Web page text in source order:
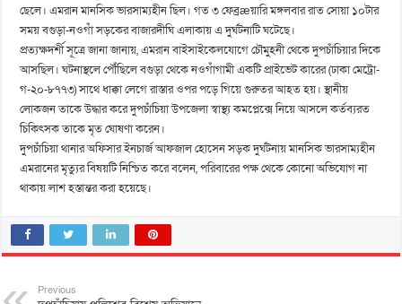
ছেলে। এমরান মানসিক ভারসাম্যহীন ছিল। গত ৩ ফেব্রæয়ারি মঙ্গলবার রাত সোয়া ১০টার
সময় বগুড়া-নওগাঁ সড়কের বাজারদীঘি এলাকায় এ দুর্ঘটনাটি ঘটেছে।
প্রত্যক্ষদর্শী সূত্রে জানা জানায়, এমরান বাইসাইকেলযোগে চৌমুহনী থেকে দুপচাঁচিয়ার দিকে
আসছিল। ঘটনাস্থলে পৌঁছিলে বগুড়া থেকে নওগাঁগামী একটি প্রাইভেট কারের (ঢাকা মেট্রো-
গ-২০-৮৭৭৩) সাথে ধাক্কা লেগে রাস্তার ওপর পড়ে গিয়ে গুরুতর আহত হয়। স্থানীয়
লোকজন তাকে উদ্ধার করে দুপচাঁচিয়া উপজেলা স্বাস্থ্য কমপ্লেক্সে নিয়ে আসলে কর্তব্যরত
চিকিৎসক তাকে মৃত ঘোষণা করেন।
দুপচাঁচিয়া থানার অফিসার ইনচার্জ আফজাল হোসেন সড়ক দুর্ঘটনায় মানসিক ভারসাম্যহীন
এমরানের মৃত্যুর বিষয়টি নিশ্চিত করে বলেন, পরিবারের পক্ষ থেকে কোনো অভিযোগ না
থাকায় লাশ হস্তান্তর করা হয়েছে।
Previous